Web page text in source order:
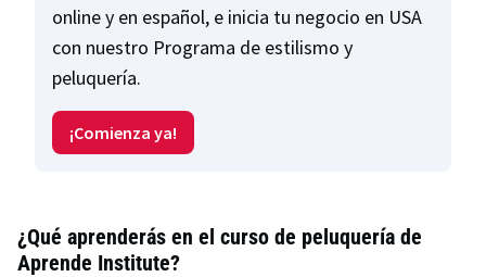
online y en español, e inicia tu negocio en USA
con nuestro Programa de estilismo y
peluquería.
¡Comienza ya!
¿Qué aprenderás en el curso de peluquería de
Aprende Institute?